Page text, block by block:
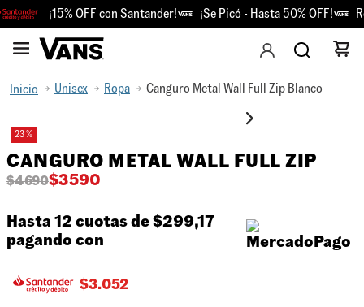
¡15% OFF con Santander! ¡Se Picó - Hasta 50% OFF!
Unisex Ropa Canguro Metal Wall Full Zip Blanco
23 %
CANGURO METAL WALL FULL ZIP
$3590
$4690
Hasta 12 cuotas de$299,17
pagando con
$3.052